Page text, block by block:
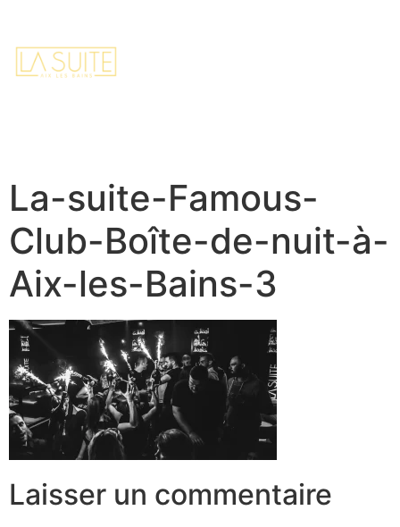
La-suite-Famous-
Club-Boîte-de-nuit-à-
Aix-les-Bains-3
Laisser un commentaire